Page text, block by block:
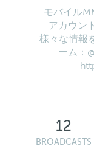
モバイル
アカウン
様々な情報
ーム：
12
BROADCASTS